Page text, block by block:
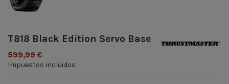
T818 Black Edition Servo Base
599,99 €
Impuestos incluidos